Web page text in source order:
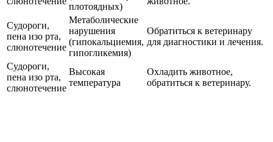
плотоядных)
Судороги,
пена изо рта,
слюнотечение
Метаболические
нарушения
(гипокальциемия,
гипогликемия)
Обратиться к ветеринару
для диагностики и лечения.
Судороги,
пена изо рта,
слюнотечение
Высокая
температура
Охладить животное,
обратиться к ветеринару.